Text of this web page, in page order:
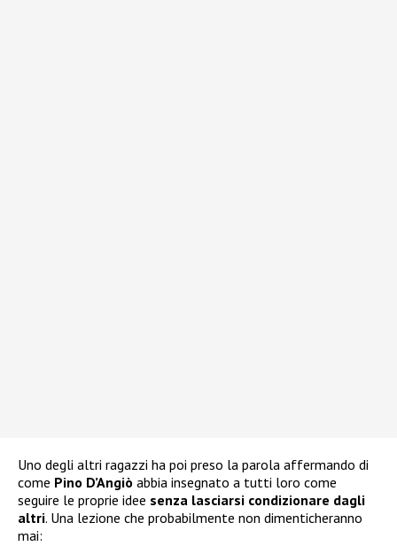
Uno degli altri ragazzi ha poi preso la parola affermando di
come Pino D’Angiò abbia insegnato a tutti loro come
seguire le proprie idee senza lasciarsi condizionare dagli
altri. Una lezione che probabilmente non dimenticheranno
mai: